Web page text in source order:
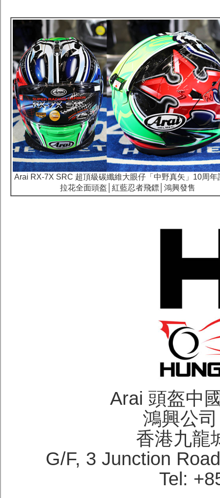
Arai RX-7X SRC 超頂級碳纖維大眼仔「中野真矢」10周年
拉花全面頭盔│紅藍忍者飛鏢│鴻興發售
Arai 頭盔中
鴻興公
香港九龍
G/F, 3 Junction
Tel: